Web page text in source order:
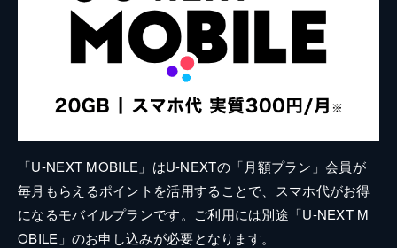
「U-NEXT MOBILE」はU-NEXTの「月額プラン」会員が
毎月もらえるポイントを活用することで、スマホ代がお得
になるモバイルプランです。ご利用には別途「U-NEXT M
OBILE」のお申し込みが必要となります。